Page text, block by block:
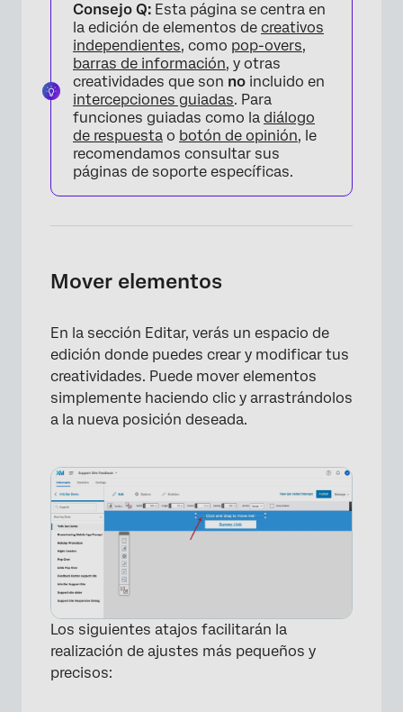
×
Consejo Q: Esta página se centra en
la edición de elementos de creativos
independientes, como pop-overs,
barras de información, y otras
creatividades que son no incluido en
intercepciones guiadas. Para
funciones guiadas como la diálogo
de respuesta o botón de opinión, le
recomendamos consultar sus
páginas de soporte específicas.
Mover elementos
En la sección Editar, verás un espacio de
edición donde puedes crear y modificar tus
creatividades. Puede mover elementos
simplemente haciendo clic y arrastrándolos
a la nueva posición deseada.
Los siguientes atajos facilitarán la
realización de ajustes más pequeños y
precisos: